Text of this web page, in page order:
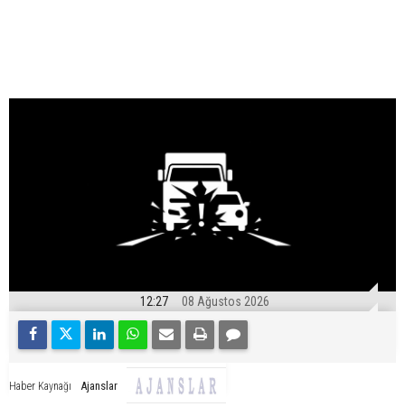
12:27 08 Ağustos 2026
Haber Kaynağı Ajanslar